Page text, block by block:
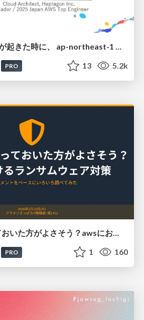
PRO 13 5.2k
これだけはやっておいた方がよさそう？awsにおけるランサムウェア対策
PRO 1 160